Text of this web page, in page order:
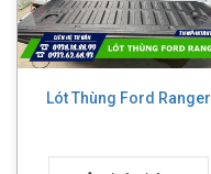
Lót Thùng Ford Ranger